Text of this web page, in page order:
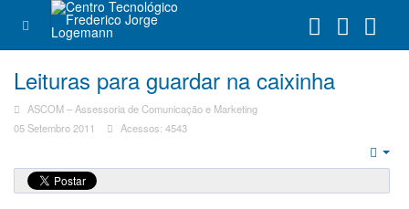
Leituras para guardar na caixinha
ASCOM – Assessoria de Comunicação e Marketing
05 Setembro 2011
Acessos: 4543